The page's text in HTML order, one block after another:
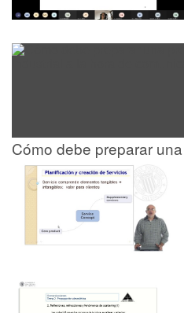
Cómo debe preparar una
presentación un
diseñador industrial a la
hora de comunicar su
producto o servicio